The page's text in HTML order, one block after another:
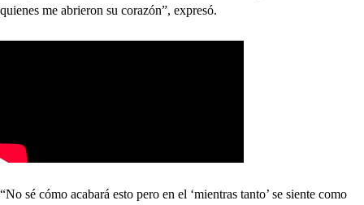
quienes me abrieron su corazón”, expresó.
“No sé cómo acabará esto pero en el ‘mientras tanto’ se siente como